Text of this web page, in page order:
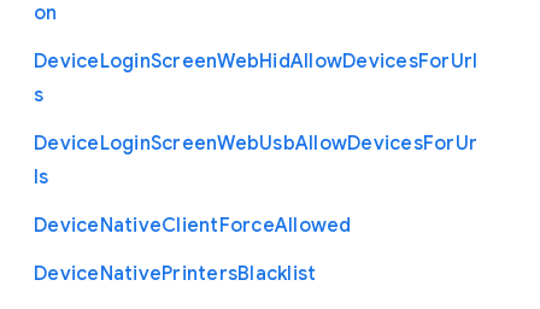
on
DeviceLoginScreenWebHidAllowDevicesForUrl
s
DeviceLoginScreenWebUsbAllowDevicesForUr
ls
DeviceNativeClientForceAllowed
DeviceNativePrintersBlacklist